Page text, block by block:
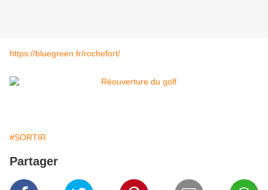
https://bluegreen.fr/rochefort/
#SORTIR
Partager